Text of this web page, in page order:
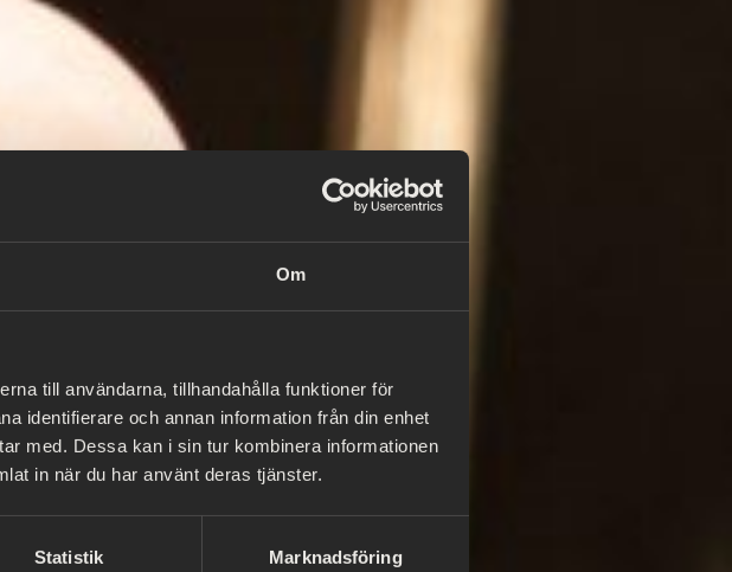
Om
till användarna, tillhandahålla funktioner för
identifierare och annan information från din enhet
med. Dessa kan i sin tur kombinera informationen
in när du har använt deras tjänster.
Statistik Marknadsföring